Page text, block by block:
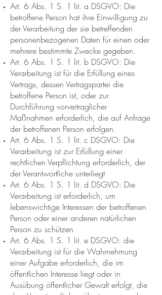
Art. 6 Abs. 1 S. 1 lit. a DSGVO: Die
betroffene Person hat ihre Einwilligung zu
der Verarbeitung der sie betreffenden
personenbezogenen Daten für einen oder
mehrere bestimmte Zwecke gegeben.
Art. 6 Abs. 1 S. 1 lit. b DSGVO: Die
Verarbeitung ist für die Erfüllung eines
Vertrags, dessen Vertragspartei die
betroffene Person ist, oder zur
Durchführung vorvertraglicher
Maßnahmen erforderlich, die auf Anfrage
der betroffenen Person erfolgen.
Art. 6 Abs. 1 S. 1 lit. c DSGVO: Die
Verarbeitung ist zur Erfüllung einer
rechtlichen Verpflichtung erforderlich, der
der Verantwortliche unterliegt
Art. 6 Abs. 1 S. 1 lit. d DSGVO: Die
Verarbeitung ist erforderlich, um
lebenswichtige Interessen der betroffenen
Person oder einer anderen natürlichen
Person zu schützen
Art. 6 Abs. 1 S. 1 lit. e DSGVO: die
Verarbeitung ist für die Wahrnehmung
einer Aufgabe erforderlich, die im
öffentlichen Interesse liegt oder in
Ausübung öffentlicher Gewalt erfolgt, die